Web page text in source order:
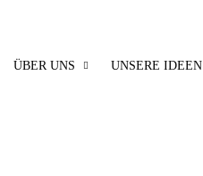
ÜBER UNS UNSERE IDEEN